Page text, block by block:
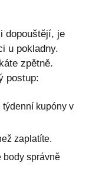
dopouštějí, je
u pokladny.
zpětně.
postup:
týdenní kupóny v
zaplatíte.
body správně